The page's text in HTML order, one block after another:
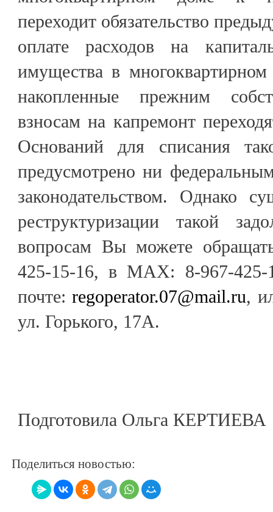
переходит обязательство
оплате расходов на
имущества в
накопленные прежним
взносам на капремонт
Оснований для списания
предусмотрено ни
законодательством. Однако
реструктуризации такой
вопросам Вы можете
425-15-16, в МАХ: 8-967-425-
почте:regoperator.07@mail.ru,
ул. Горького, 17А.
Подготовила Ольга КЕРТИЕВА
Поделиться новостью: